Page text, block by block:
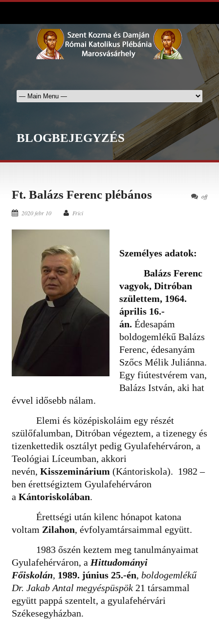
BLOGBEJEGYZÉS
off
Ft. Balázs Ferenc plébános
2020 febr 10 Frici
Személyes adatok:
Balázs Ferenc
vagyok, Ditróban
születtem, 1964.
április 16.-
án. Édesapám
boldogemlékű Balázs
Ferenc, édesanyám
Szőcs Mélik Juliánna.
Egy fiútestvérem van,
Balázs István, aki hat
évvel idősebb nálam.
Elemi és középiskoláim egy részét
szülőfalumban, Ditróban végeztem, a tizenegy és
tizenkettedik osztályt pedig Gyulafehérváron, a
Teológiai Líceumban, akkori
nevén, Kisszeminárium (Kántoriskola). 1982 –
ben érettségiztem Gyulafehérváron
a Kántoriskolában.
Érettségi után kilenc hónapot katona
voltam Zilahon, évfolyamtársaimmal együtt.
1983 őszén keztem meg tanulmányaimat
Gyulafehérváron, a Hittudományi
Főiskolán, 1989. június 25.-én, boldogemlékű
Dr. Jakab Antal megyéspüspök 21 társammal
együtt pappá szentelt, a gyulafehérvári
Székesegyházban.